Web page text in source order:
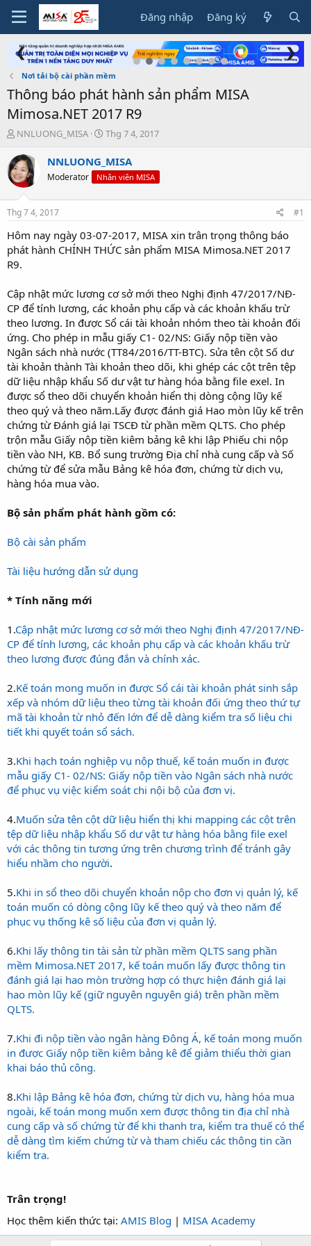
Đăng nhập Đăng ký
❮ ❯
Nơi tải bộ cài phần mềm
Thông báo phát hành sản phẩm MISA
Mimosa.NET 2017 R9
T
r
e
a
s
t
a
r
t
e
NNLUONG_MISA
N
à
y
g
Thg 7 4, 2017
NNLUONG_MISA
Moderator Nhân viên MISA
Thg 7 4, 2017 #1
Hôm nay ngày 03-07-2017, MISA xin trân trọng thông báo
phát hành CHÍNH THỨC sản phẩm MISA Mimosa.NET 2017
R9.
Cập nhật mức lương cơ sở mới theo Nghị định 47/2017/NĐ-
CP để tính lương, các khoản phụ cấp và các khoản khấu trừ
theo lương. In được Sổ cái tài khoản nhóm theo tài khoản đối
ứng. Cho phép in mẫu giấy C1- 02/NS: Giấy nộp tiền vào
Ngân sách nhà nước (TT84/2016/TT-BTC). Sửa tên cột Số dư
tài khoản thành Tài khoản theo dõi, khi ghép các cột trên tệp
dữ liệu nhập khẩu Số dư vật tư hàng hóa bằng file exel. In
được sổ theo dõi chuyển khoản hiển thị dòng cộng lũy kế
theo quý và theo năm.Lấy được đánh giá Hao mòn lũy kế trên
chứng từ Đánh giá lại TSCĐ từ phần mềm QLTS. Cho phép
trộn mẫu Giấy nộp tiền kiêm bảng kê khi lập Phiếu chi nộp
tiền vào NH, KB. Bổ sung trường Địa chỉ nhà cung cấp và Số
chứng từ để sửa mẫu Bảng kê hóa đơn, chứng từ dịch vụ,
hàng hóa mua vào.
Bộ sản phẩm phát hành gồm có:
Bộ cài sản phẩm
Tài liệu hướng dẫn sử dụng
* Tính năng mới
1.Cập nhật mức lương cơ sở mới theo Nghị định 47/2017/NĐ-
CP để tính lương, các khoản phụ cấp và các khoản khấu trừ
theo lương được đúng đắn và chính xác.
2.Kế toán mong muốn in được Sổ cái tài khoản phát sinh sắp
xếp và nhóm dữ liệu theo từng tài khoản đối ứng theo thứ tự
mã tài khoản từ nhỏ đến lớn để dễ dàng kiểm tra số liệu chi
tiết khi quyết toán sổ sách.
3.Khi hạch toán nghiệp vụ nộp thuế, kế toán muốn in được
mẫu giấy C1- 02/NS: Giấy nộp tiền vào Ngân sách nhà nước
để phục vụ việc kiểm soát chi nội bộ của đơn vị.
4.Muốn sửa tên cột dữ liệu hiển thị khi mapping các cột trên
tệp dữ liệu nhập khẩu Số dư vật tư hàng hóa bằng file exel
với các thông tin tương ứng trên chương trình để tránh gây
hiểu nhầm cho người.
5.Khi in sổ theo dõi chuyển khoản nộp cho đơn vị quản lý, kế
toán muốn có dòng cộng lũy kế theo quý và theo năm để
phục vụ thống kê số liệu của đơn vị quản lý.
6.Khi lấy thông tin tài sản từ phần mềm QLTS sang phần
mềm Mimosa.NET 2017, kế toán muốn lấy được thông tin
đánh giá lại hao mòn trường hợp có thực hiện đánh giá lại
hao mòn lũy kế (giữ nguyên nguyên giá) trên phần mềm
QLTS.
7.Khi đi nộp tiền vào ngân hàng Đông Á, kế toán mong muốn
in được Giấy nộp tiền kiêm bảng kê để giảm thiểu thời gian
khai báo thủ công.
8.Khi lập Bảng kê hóa đơn, chứng từ dịch vụ, hàng hóa mua
ngoài, kế toán mong muốn xem được thông tin địa chỉ nhà
cung cấp và số chứng từ để khi thanh tra, kiểm tra thuế có thể
dễ dàng tìm kiếm chứng từ và tham chiếu các thông tin cần
kiểm tra.
Trân trọng!
Học thêm kiến thức tại: AMIS Blog | MISA Academy